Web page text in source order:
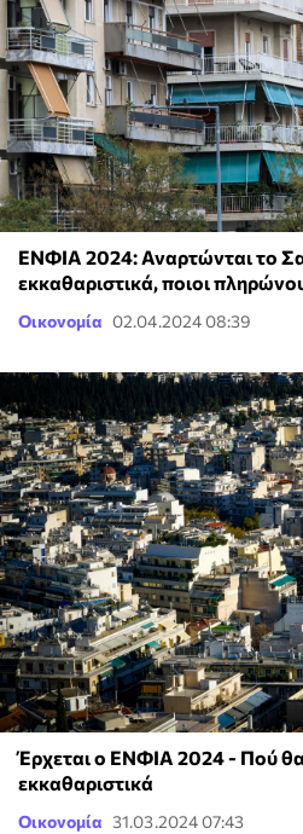
ΕΝΦΙΑ 2024: Αναρτώνται το
εκκαθαριστικά, ποιοι
Οικονομία 02.04.2024 08:39
Έρχεται ο ΕΝΦΙΑ 2024 - Πού θα
εκκαθαριστικά
Οικονομία 31.03.2024 07:43